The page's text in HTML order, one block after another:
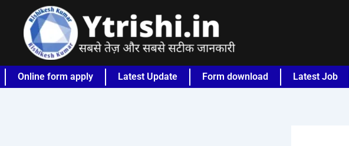
Online form apply Latest Update Form download Latest Job